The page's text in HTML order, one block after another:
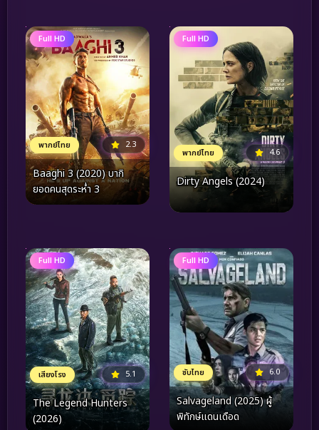
Full HD
พากย์ไทย 2.3
Baaghi 3 (2020) บากิ
ยอดคนสุดระห่ำ 3
Full HD
พากย์ไทย 4.6
Dirty Angels (2024)
Full HD
เสียงโรง 5.1
The Legend Hunters
(2026)
Full HD
ซับไทย 6.0
Salvageland (2025) ผู้
พิทักษ์แดนเดือด